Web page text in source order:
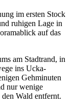
im ersten Stock
ruhigen Lage in
auf das
am Stadtrand, in
ins Ucka-
Gehminuten
nur wenige
Wald entfernt.